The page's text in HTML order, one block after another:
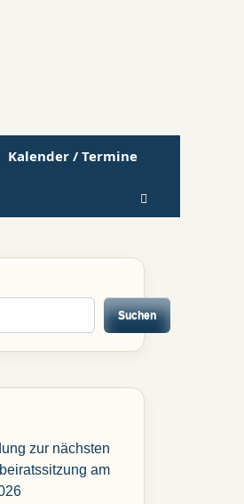
Kalender / Termine
Suchen
zur nächsten
am